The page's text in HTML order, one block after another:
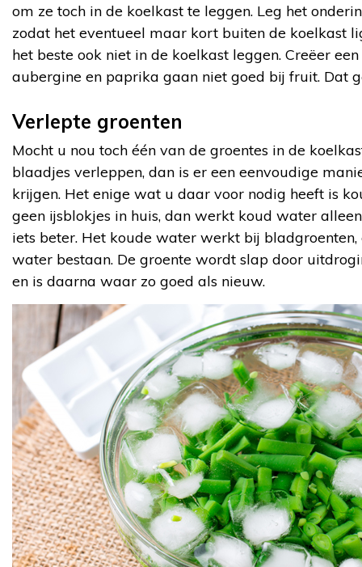
om ze toch in de koelkast te leggen. Leg het
zodat het eventueel maar kort buiten de koelkast
het beste ook niet in de koelkast leggen. Creëer
aubergine en paprika gaan niet goed bij fruit. Dat
Verlepte groenten
Mocht u nou toch één van de groentes in de
blaadjes verleppen, dan is er een eenvoudige
krijgen. Het enige wat u daar voor nodig heeft is
geen ijsblokjes in huis, dan werkt koud water
iets beter. Het koude water werkt bij
water bestaan. De groente wordt slap door
en is daarna waar zo goed als nieuw.